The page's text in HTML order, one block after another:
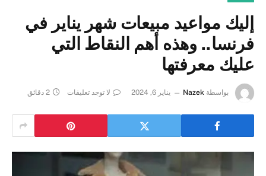
إليك مواعيد مبيعات شهر يناير في
فرنسا.. وهذه أهم النقاط التي
عليك معرفتها
بواسطة Nazek يناير 6, 2024 لا توجد تعليقات 2 دقائق